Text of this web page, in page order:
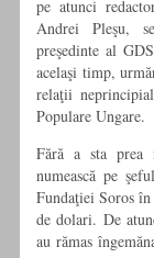
pe atunci
Andrei Pleşu,
preşedinte al
acelaşi timp,
relaţii
Populare Ungare.
Fără a sta prea
numească pe
Fundaţiei Soros
de dolari. De
au rămas